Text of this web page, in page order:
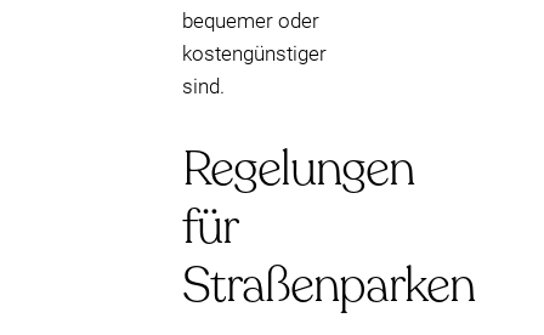
bequemer oder
kostengünstiger
sind.
Regelungen
für
Straßenparken